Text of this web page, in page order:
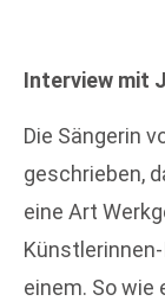
Interview mit
Die Sängerin
geschrieben,
eine Art
einem. So wie